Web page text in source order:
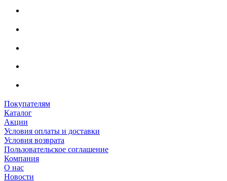
Покупателям
Каталог
Акции
Условия оплаты и доставки
Условия возврата
Пользовательское соглашение
Компания
О нас
Новости